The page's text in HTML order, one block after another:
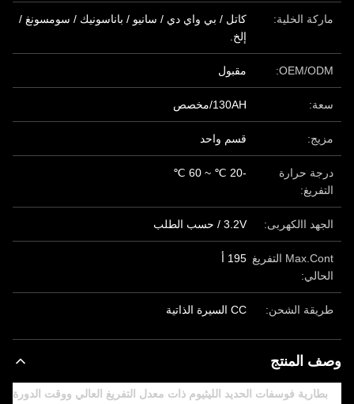
ماركة الخلية:
كاتل / بي واي دي / سانيو / باناسونيك / سومسونغ /
إلخ.
OEM/ODM: مقبول
سعة: 130AH/مخصص
مزيج: قسم واحد
درجة حرارة
التفريغ:
-20 ℃ ~ 60 ℃
الجهد االكهربى: 3.2V / حسب الطلب
Max.Cont التفريغ
الحالي:
195 أ
طريقة الشحن: CC السيرة الذاتية
وصف المنتج
بطارية فوسفات الحديد الليثيوم ذات معدل التفريغ العالي ووقت الدورة